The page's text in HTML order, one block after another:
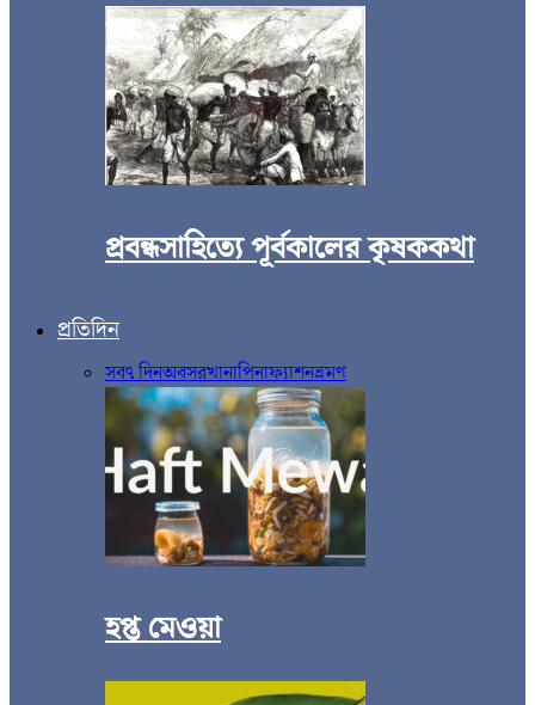
প্রবন্ধসাহিত্যে পূর্বকালের কৃষককথা
প্রতিদিন
সব৭ দিনঅবসরখানাপিনাফ্যাশনভ্রমণ
হপ্ত মেওয়া